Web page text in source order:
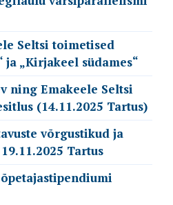
Seltsi toimetised
„Kirjakeel südames“
ning Emakeele Seltsi
(14.11.2025 Tartus)
võrgustikud ja
Tartus